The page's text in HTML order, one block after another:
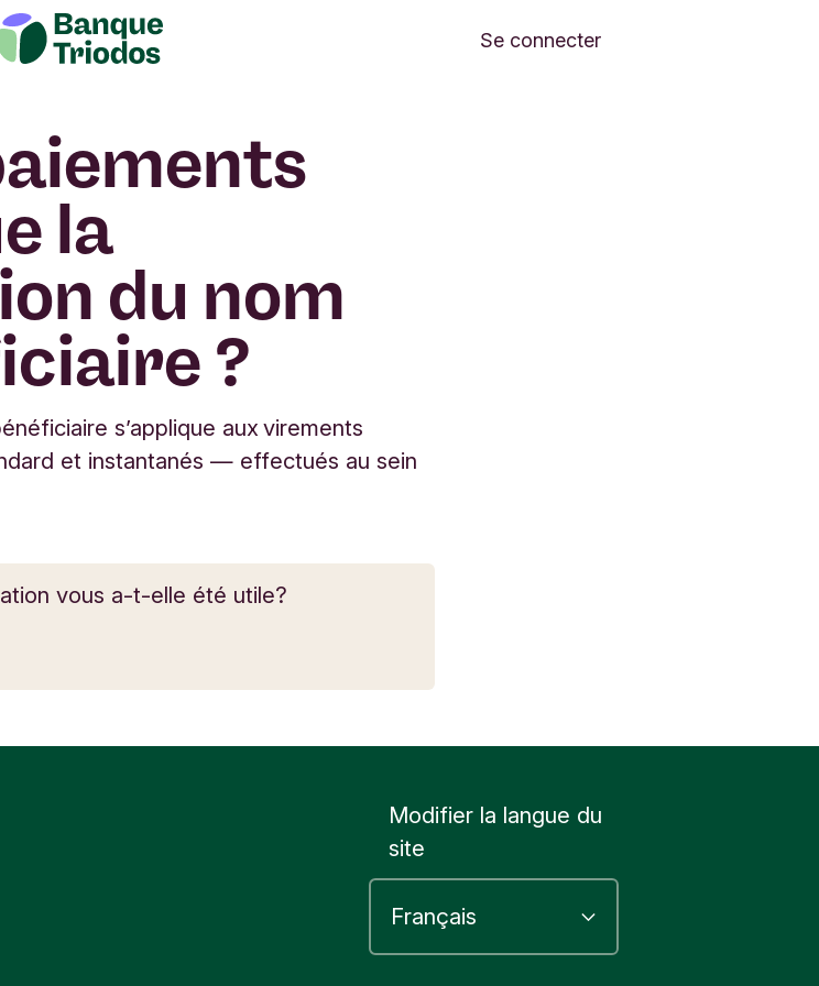
Se connecter
la
du nom
?
s’applique aux virements
et instantanés — effectués au sein
vous a-t-elle été utile?
Envoyer des commentaires
Modifier la langue du
site